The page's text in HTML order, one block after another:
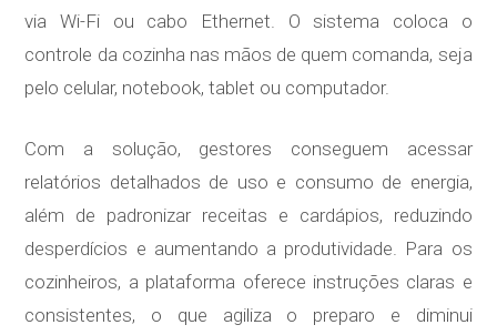
via Wi-Fi ou cabo Ethernet. O sistema coloca o
controle da cozinha nas mãos de quem comanda, seja
pelo celular, notebook, tablet ou computador.
Com a solução, gestores conseguem acessar
relatórios detalhados de uso e consumo de energia,
além de padronizar receitas e cardápios, reduzindo
desperdícios e aumentando a produtividade. Para os
cozinheiros, a plataforma oferece instruções claras e
consistentes, o que agiliza o preparo e diminui